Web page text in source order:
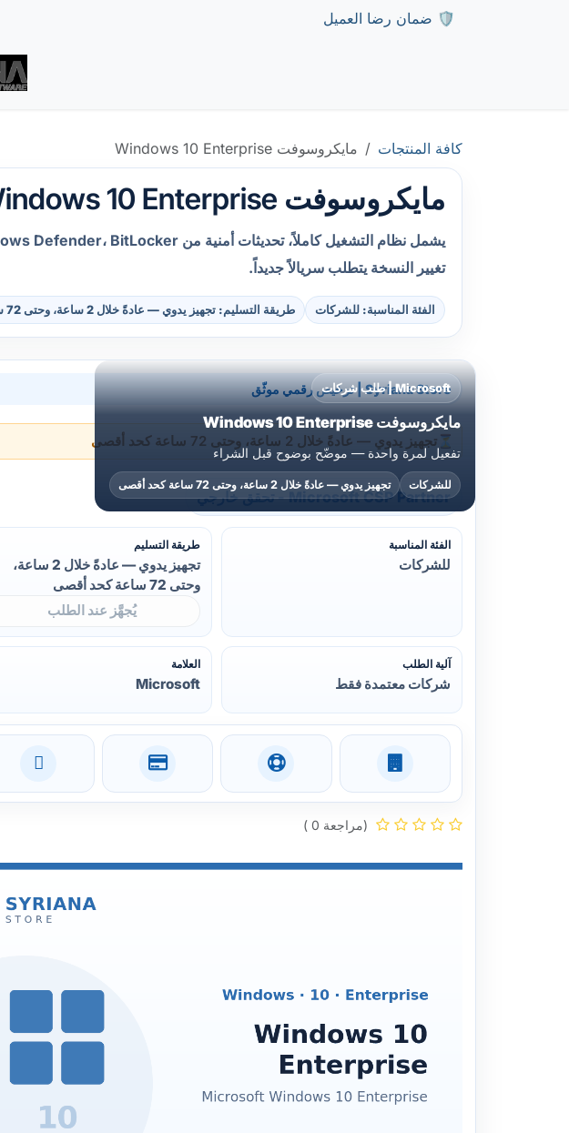
تخطي للذهاب إلى المحتوى🛡️ ضمان رضا العميل
منتجات الشركات
كافة المنتجات مايكروسوفت Windows 10 Enterprise
مايكروسوفت Windows 10 Enterprise — ترخيص رقمي أصلي
تغيير النسخة يتطلب سريالاً جديداً.
الفئة المناسبة: للشركات طريقة التسليم: تجهيز يدوي — عادةً خلال 2 ساعة، وحتى 72 ساعة كحد أقصى
Syriana Store | ترخيص رقمي موثّق
⏳ تجهيز يدوي — عادةً خلال 2 ساعة، وحتى 72 ساعة كحد أقصى
Microsoft CSP Partner - تحقق خارجي
الفئة المناسبة
للشركات
طريقة التسليم
تجهيز يدوي — عادةً خلال 2 ساعة،
وحتى 72 ساعة كحد أقصى
يُجهَّز عند الطلب
آلية الطلب
شركات معتمدة فقط
العلامة
Microsoft
(مراجعة 0 )
Microsoft | طلب شركات
مايكروسوفت Windows 10 Enterprise
تفعيل لمرة واحدة — موضّح بوضوح قبل الشراء
للشركات تجهيز يدوي — عادةً خلال 2 ساعة، وحتى 72 ساعة كحد أقصى